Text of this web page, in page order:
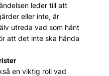
leder till att
eller inte, är
utreda vad som hänt
att det inte ska hända
en viktig roll vad